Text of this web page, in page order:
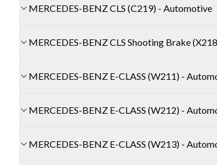
MERCEDES-BENZ CLS (C219) - Automotive
MERCEDES-BENZ CLS Shooting Brake
MERCEDES-BENZ E-CLASS (W211) -
MERCEDES-BENZ E-CLASS (W212) -
MERCEDES-BENZ E-CLASS (W213) -